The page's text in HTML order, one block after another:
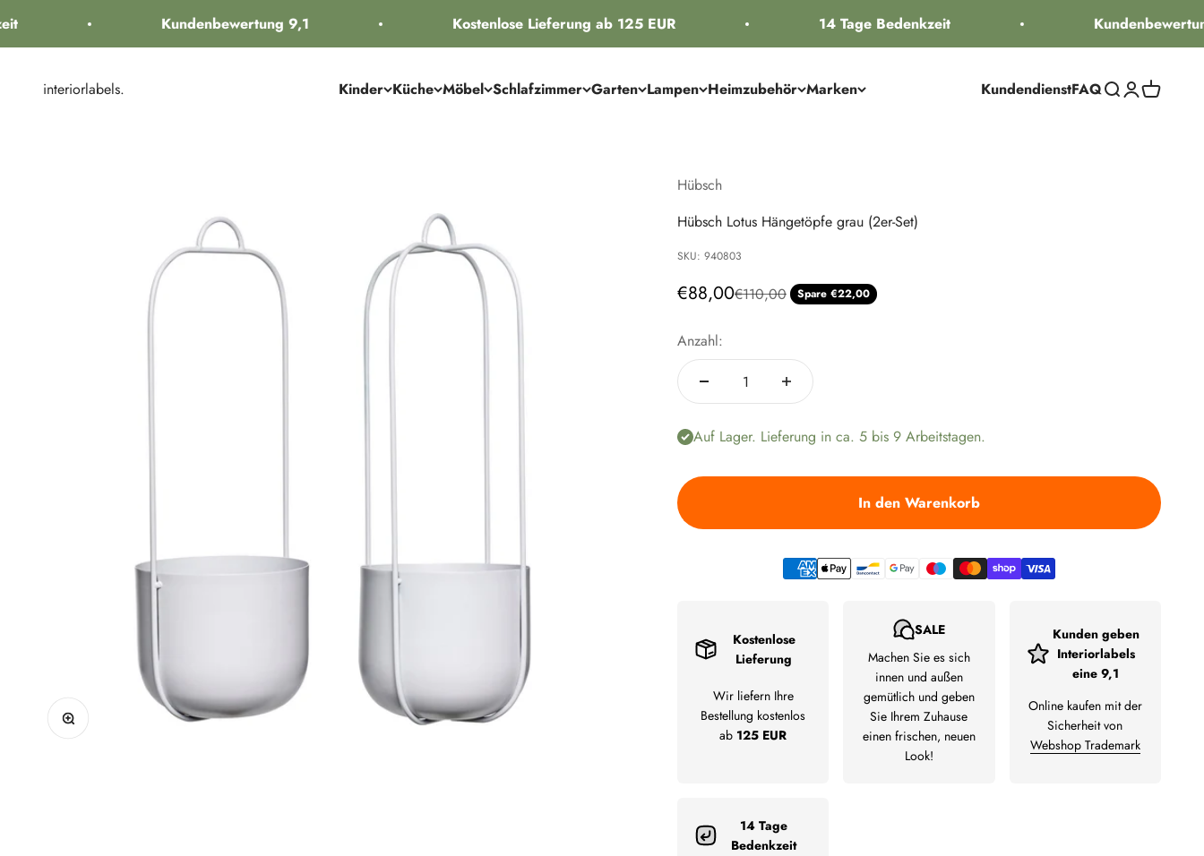
Kundenbewertung 9,1 Kostenlose Lieferung ab 125 EUR 14 Tage Bedenkzeit
Kinder Küche Möbel Schlafzimmer Garten Lampen Heimzubehör Marken
interiorlabels. KundendienstFAQSuche öffnen
Bild vergrößern
Hübsch
Hübsch Lotus Hängetöpfe grau (2er-Set)
SKU: 940803
Angebot
€88,00Regulärer Preis
€110,00 Spare €22,00
Anzahl:
Auf Lager. Lieferung in ca. 5 bis 9 Arbeitstagen.
In den Warenkorb
Kostenlose
Lieferung
Wir liefern Ihre
Bestellung kostenlos
ab 125 EUR
SALE
Machen Sie es sich
innen und außen
gemütlich und geben
Sie Ihrem Zuhause
einen frischen, neuen
Look!
Kunden geben
Interiorlabels
eine 9,1
Online kaufen mit der
Sicherheit von
Webshop Trademark
14 Tage
Bedenkzeit